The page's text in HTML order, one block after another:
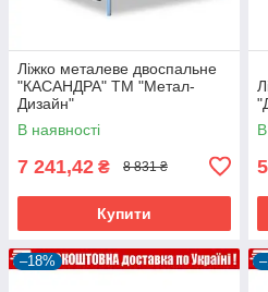
Ліжко металеве двоспальне
"КАСАНДРА" ТМ "Метал-
Дизайн"
В наявності
7 241,42 ₴ 8 831 ₴
Купити
–18%